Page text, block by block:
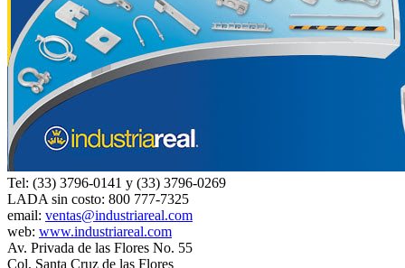
Tel: (33) 3796-0141 y (33) 3796-0269
LADA sin costo: 800 777-7325
email: ventas@industriareal.com
web: www.industriareal.com
Av. Privada de las Flores No. 55
Col. Santa Cruz de las Flores